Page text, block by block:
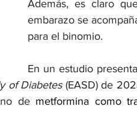
Además, es claro
embarazo se
para el binomio.
En un estudio
of Diabetes (EASD) de
de metformina como